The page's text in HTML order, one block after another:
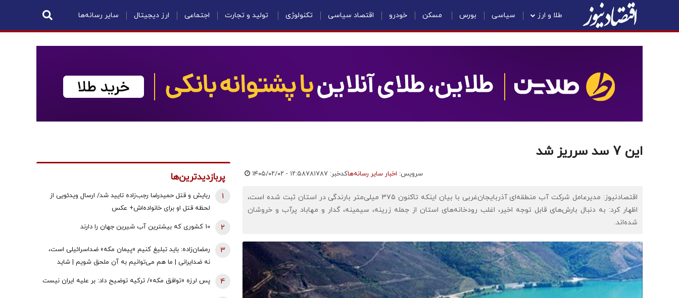
طلا و ارز سیاسی بورس مسکن خودرو اقتصاد سیاسی تکنولوژی تولید و تجارت اجتماعی ارز دیجیتال سایر رسانه‌ها
این 7 سد سرریز شد
سرویس: اخبار سایر رسانه‌هاکدخبر: ۷۸۱۷۸۷ ۱۴۰۵/۰۲/۰۲ - ۱۲:۵۸
اقتصادنیوز: مدیرعامل شرکت آب منطقه‌ای آذربایجان‌غربی با بیان اینکه تاکنون ۳۷۵ میلی‌متر بارندگی در استان ثبت شده است،
اظهار کرد: به دنبال بارش‌های قابل توجه اخیر، اغلب رودخانه‌های استان از جمله زرینه، سیمینه، گدار و مهاباد پرآب و خروشان
شده‌اند.
پربازدیدترین‌ها
ربایش و قتل حمیدرضا رجب‌زاده تایید شد/ ارسال ویدئویی از
لحظه قتل او برای خانواده‌اش+ عکس
1
10 کشوری که بیشترین آب شیرین جهان را دارند 2
رمضان‌زاده: باید تبلیغ کنیم «پیمان مکه» ضداسرائیلی است،
نه ضدایرانی | ما هم می‌توانیم به آن ملحق شویم | شاید
3
پس لرزه «توافق مکه»/ ترکیه توضیح داد: بر علیه ایران نیست 4